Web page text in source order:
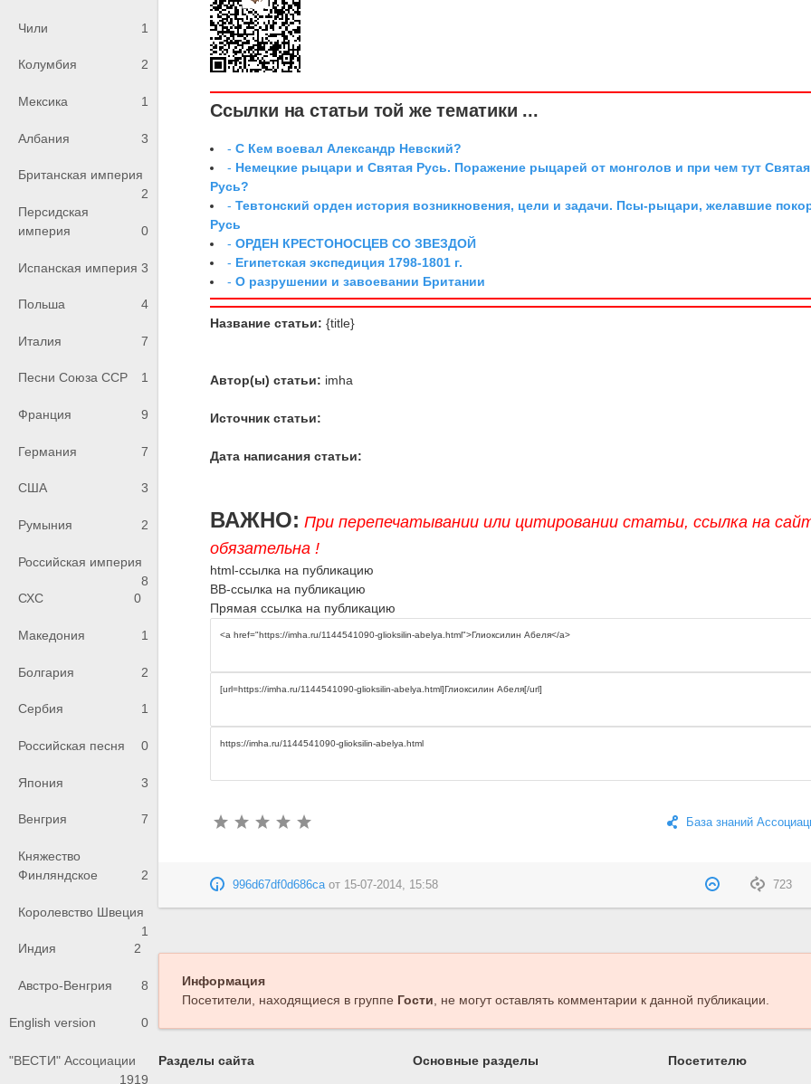
Чили 1
Колумбия 2
Мексика 1
Албания 3
Британская империя
2
Персидская
империя
0
Испанская империя 3
Польша 4
Италия 7
Песни Союза ССР 1
Франция 9
Германия 7
США 3
Румыния 2
Российская империя
8
СХС
0
Македония 1
Болгария 2
Сербия 1
Российская песня 0
Япония 3
Венгрия 7
Княжество
Финляндское
2
Королевство Швеция
1
Индия
2
Австро-Венгрия 8
English version 0
"ВЕСТИ" Ассоциации
1919
Ссылки на статьи той же тематики ...
-С Кем воевал Александр Невский?
- Немецкие рыцари и Святая Русь. Поражение рыцарей от монголов и при чем тут Святая
Русь?
-Тевтонский орден история возникновения, цели и задачи. Псы-рыцари, желавшие
Русь
-ОРДЕН КРЕСТОНОСЦЕВ СО ЗВЕЗДОЙ
- Египетская экспедиция 1798-1801 г.
-О разрушении и завоевании Британии
Название статьи: {title}
Автор(ы) статьи: imha
Источник статьи:
Дата написания статьи:
ВАЖНО: При перепечатывании или цитировании статьи, ссылка на
обязательна !
html-ссылка на публикацию
BB-ссылка на публикацию
Прямая ссылка на публикацию
База знаний
723
996d67df0d686caот 15-07-2014, 15:58
Информация
Посетители, находящиеся в группе Гости, не могут оставлять комментарии к данной публикации.
Разделы сайта Основные разделы Посетителю